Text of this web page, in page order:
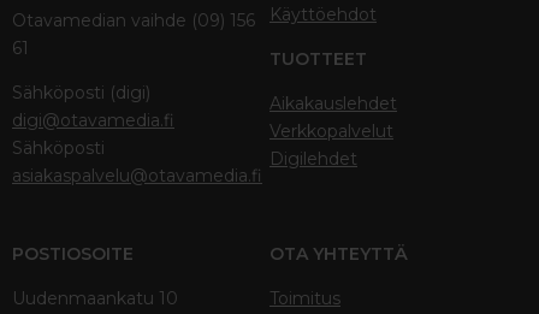
Otavamedian vaihde (09) 156
61
Sähköposti (digi)
digi@otavamedia.fi
Sähköposti
asiakaspalvelu@otavamedia.fi
Käyttöehdot
TUOTTEET
Aikakauslehdet
Verkkopalvelut
Digilehdet
POSTIOSOITE
Uudenmaankatu 10
OTA YHTEYTTÄ
Toimitus